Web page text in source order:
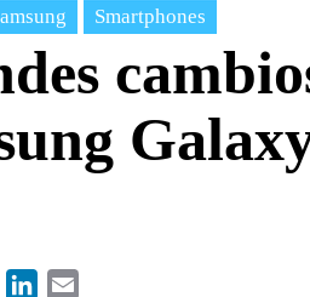
Smartphones
WhatsAppLinkedIn